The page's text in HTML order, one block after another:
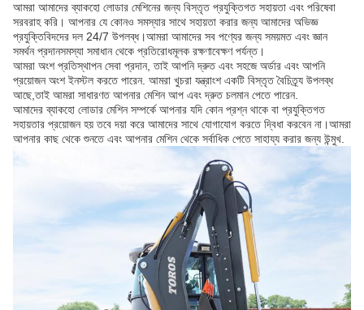
আমরা আমাদের ব্যাকহো লোডার মেশিনের জন্য বিস্তৃত প্রযুক্তিগত সহায়তা এবং পরিষেবা
সরবরাহ করি। আপনার যে কোনও সমস্যার সাথে সহায়তা করার জন্য আমাদের অভিজ্ঞ
প্রযুক্তিবিদদের দল 24/7 উপলব্ধ।আমরা আমাদের সব পণ্যের জন্য সময়মত এবং জ্ঞান
সমর্থন প্রদানসমস্যা সমাধান থেকে প্রতিরোধমূলক রক্ষণাবেক্ষণ পর্যন্ত।
আমরা অংশ প্রতিস্থাপন সেবা প্রদান, তাই আপনি দ্রুত এবং সহজে অর্ডার এবং আপনি
প্রয়োজন অংশ ইনস্টল করতে পারেন. আমরা খুচরা যন্ত্রাংশ একটি বিস্তৃত বৈচিত্র্য উপলব্ধ
আছে,তাই আমরা সাধারণত আপনার মেশিন আপ এবং দ্রুত চলমান পেতে পারেন.
আমাদের ব্যাকহো লোডার মেশিন সম্পর্কে আপনার যদি কোন প্রশ্ন থাকে বা প্রযুক্তিগত
সহায়তার প্রয়োজন হয় তবে দয়া করে আমাদের সাথে যোগাযোগ করতে দ্বিধা করবেন না।আমরা
আপনার কাছ থেকে শুনতে এবং আপনার মেশিন থেকে সর্বাধিক পেতে সাহায্য করার জন্য উন্মুখ.